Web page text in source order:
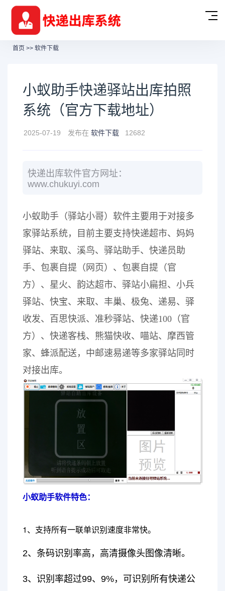
首页 >> 软件下载
小蚁助手快递驿站出库拍照
系统（官方下载地址）
2025-07-19 发布在 软件下载 12682
快递出库软件官方网址：
www.chukuyi.com
小蚁助手（驿站小哥）软件主要用于对接多
家驿站系统，目前主要支持快递超市、妈妈
驿站、来取、溪鸟、驿站助手、快递员助
手、包裹自提（网页）、包裹自提（官
方）、星火、韵达超市、驿站小扁担、小兵
驿站、快宝、来取、丰巢、极兔、递易、驿
收发、百思快派、准秒驿站、快递100（官
方）、快递客栈、熊猫快收、喵站、摩西管
家、蜂派配送，中邮速易递等多家驿站同时
对接出库。
小蚁助手软件特色：
1、支持所有一联单识别速度非常快。
2、条码识别率高，高清摄像头图像清晰。
3、识别率超过99、9%，可识别所有快递公